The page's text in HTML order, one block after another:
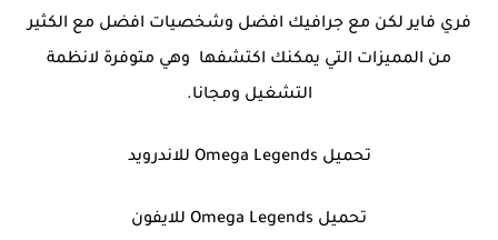
فري فاير لكن مع جرافيك افضل وشخصيات افضل مع الكثير
من المميزات التي يمكنك اكتشفها
وهي متوفرة لانظمة
التشغيل ومجانا.
تحميل Omega Legends ‏ للاندرويد
تحميل Omega Legends ‏ للايفون